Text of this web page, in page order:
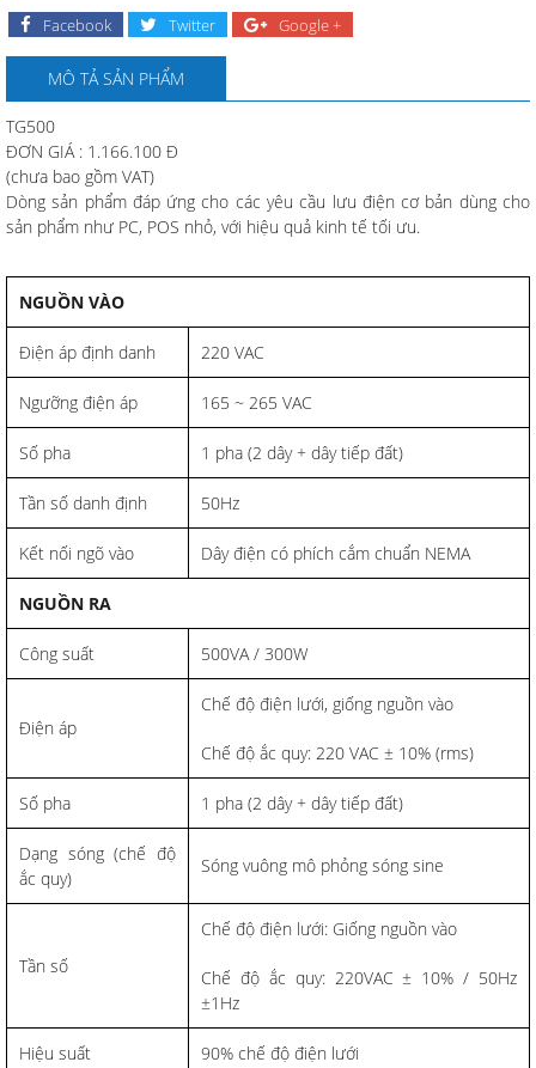
Facebook Twitter Google +
MÔ TẢ SẢN PHẨM
TG500
ĐƠN GIÁ : 1.166.100 Đ
(chưa bao gồm VAT)
Dòng sản phẩm đáp ứng cho các yêu cầu lưu điện cơ bản dùng cho
sản phẩm như PC, POS nhỏ, với hiệu quả kinh tế tối ưu.
NGUỒN VÀO
Điện áp định danh 220 VAC
Ngưỡng điện áp 165 ~ 265 VAC
Số pha 1 pha (2 dây + dây tiếp đất)
Tần số danh định 50Hz
Kết nối ngõ vào Dây điện có phích cắm chuẩn NEMA
NGUỒN RA
Công suất 500VA / 300W
Điện áp
Chế độ điện lưới, giống nguồn vào
Chế độ ắc quy: 220 VAC ± 10% (rms)
Số pha 1 pha (2 dây + dây tiếp đất)
Dạng sóng (chế độ
ắc quy)
Sóng vuông mô phỏng sóng sine
Tần số
Chế độ điện lưới: Giống nguồn vào
Chế độ ắc quy: 220VAC ± 10% / 50Hz
±1Hz
Hiệu suất 90% chế độ điện lưới